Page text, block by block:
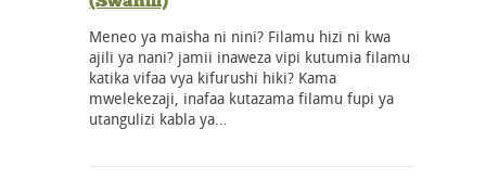
Meneo ya maisha ni nini? Filamu hizi ni kwa
ajili ya nani? jamii inaweza vipi kutumia filamu
katika vifaa vya kifurushi hiki? Kama
mwelekezaji, inafaa kutazama filamu fupi ya
utangulizi kabla ya…